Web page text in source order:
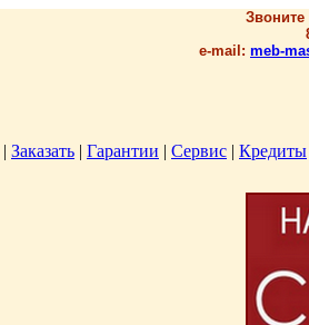
e-mail: meb-
| Заказать | Гарантии | Сервис | Кредиты